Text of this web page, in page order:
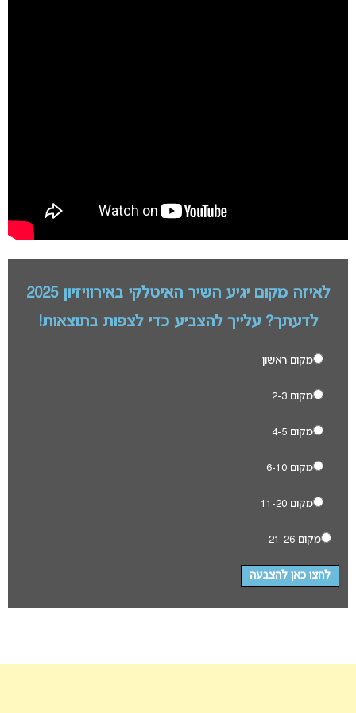
לאיזה מקום יגיע השיר האיטלקי באירוויזיון 2025
לדעתך? עלייך להצביע כדי לצפות בתוצאות!
מקום ראשון
מקום 2-3
מקום 4-5
מקום 6-10
מקום 11-20
מקום 21-26
לחצו כאן להצבעה